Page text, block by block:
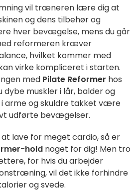
vil træneren lære dig at
og dens tilbehør og
hver bevægelse, mens du går
reformeren kræver
hvilket kommer med
virke kompliceret i starten.
med Pilate Reformer hos
dybe muskler i lår, balder og
arme og skuldre takket være
udførte bevægelser.
at lave for meget cardio, så er
hold noget for dig! Men tro
for hvis du arbejder
vil det ikke forhindre
og svede.